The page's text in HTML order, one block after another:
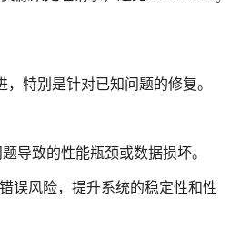
特别是针对已知问题的修复。
导致的性能瓶颈或数据损坏。
误风险，提升系统的稳定性和性